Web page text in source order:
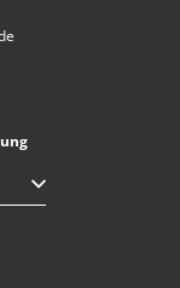
Schließzeiten
Von 08:00 bis 12:00 Uhr